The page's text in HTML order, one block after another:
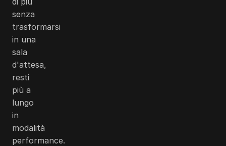
senza
trasformarsi
in una
sala
d'attesa,
resti
più a
lungo
in
modalità
performance.